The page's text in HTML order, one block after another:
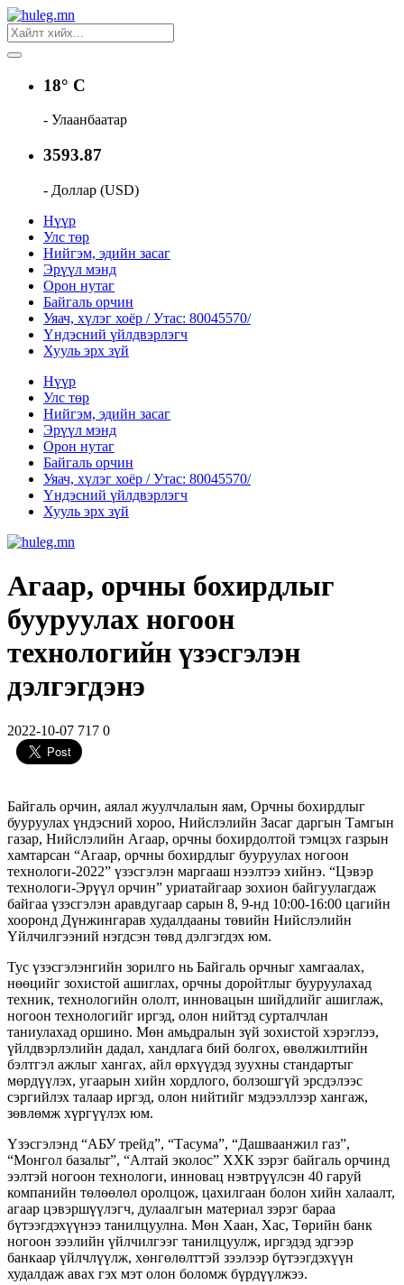
18° C
- Улаанбаатар
3593.87
- Доллар (USD)
Нүүр
Улс төр
Нийгэм, эдийн засаг
Эрүүл мэнд
Орон нутаг
Байгаль орчин
Уяач, хүлэг хоёр / Утас: 80045570/
Үндэсний үйлдвэрлэгч
Хууль эрх зүй
Нүүр
Улс төр
Нийгэм, эдийн засаг
Эрүүл мэнд
Орон нутаг
Байгаль орчин
Уяач, хүлэг хоёр / Утас: 80045570/
Үндэсний үйлдвэрлэгч
Хууль эрх зүй
Агаар, орчны бохирдлыг
бууруулах ногоон
технологийн үзэсгэлэн
дэлгэгдэнэ
2022-10-07 717 0
Байгаль орчин, аялал жуулчлалын яам, Орчны бохирдлыг
бууруулах үндэсний хороо, Нийслэлийн Засаг даргын Тамгын
газар, Нийслэлийн Агаар, орчны бохирдолтой тэмцэх газрын
хамтарсан “Агаар, орчны бохирдлыг бууруулах ногоон
технологи-2022” үзэсгэлэн маргааш нээлтээ хийнэ. “Цэвэр
технологи-Эрүүл орчин” уриатайгаар зохион байгуулагдаж
байгаа үзэсгэлэн аравдугаар сарын 8, 9-нд 10:00-16:00 цагийн
хооронд Дүнжингарав худалдааны төвийн Нийслэлийн
Үйлчилгээний нэгдсэн төвд дэлгэгдэх юм.
Тус үзэсгэлэнгийн зорилго нь Байгаль орчныг хамгаалах,
нөөцийг зохистой ашиглах, орчны доройтлыг бууруулахад
техник, технологийн ололт, инновацын шийдлийг ашиглаж,
ногоон технологийг иргэд, олон нийтэд сурталчлан
таниулахад оршино. Мөн амьдралын зүй зохистой хэрэглээ,
үйлдвэрлэлийн дадал, хандлага бий болгох, өвөлжилтийн
бэлтгэл ажлыг хангах, айл өрхүүдэд зуухны стандартыг
мөрдүүлэх, угаарын хийн хордлого, болзошгүй эрсдэлээс
сэргийлэх талаар иргэд, олон нийтийг мэдээллээр хангаж,
зөвлөмж хүргүүлэх юм.
Үзэсгэлэнд “АБУ трейд”, “Тасума”, “Дашваанжил газ”,
“Монгол базальт”, “Алтай эколос” ХХК зэрэг байгаль орчинд
ээлтэй ногоон технологи, инновац нэвтрүүлсэн 40 гаруй
компанийн төлөөлөл оролцож, цахилгаан болон хийн халаалт,
агаар цэвэршүүлэгч, дулаалгын материал зэрэг бараа
бүтээгдэхүүнээ танилцуулна. Мөн Хаан, Хас, Төрийн банк
ногоон зээлийн үйлчилгээг танилцуулж, иргэдэд эдгээр
банкаар үйлчлүүлж, хөнгөлөлттэй зээлээр бүтээгдэхүүн
худалдаж авах гэх мэт олон боломж бүрдүүлжээ.